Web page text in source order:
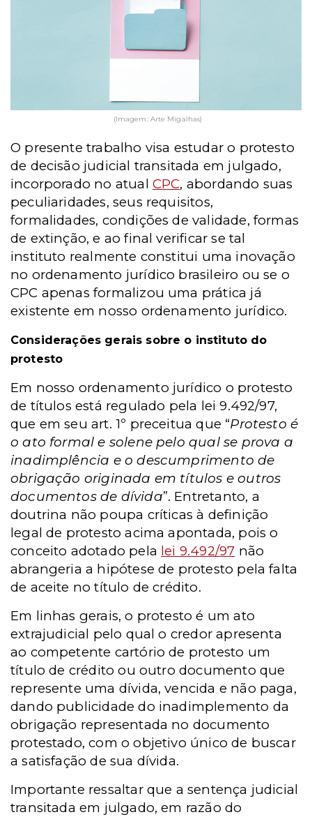
(Imagem: Arte Migalhas)
O presente trabalho visa estudar o protesto
de decisão judicial transitada em julgado,
incorporado no atual CPC, abordando suas
peculiaridades, seus requisitos,
formalidades, condições de validade, formas
de extinção, e ao final verificar se tal
instituto realmente constitui uma inovação
no ordenamento jurídico brasileiro ou se o
CPC apenas formalizou uma prática já
existente em nosso ordenamento jurídico.
Considerações gerais sobre o instituto do
protesto
Em nosso ordenamento jurídico o protesto
de títulos está regulado pela lei 9.492/97,
que em seu art. 1º preceitua que “Protesto é
o ato formal e solene pelo qual se prova a
inadimplência e o descumprimento de
obrigação originada em títulos e outros
documentos de dívida”. Entretanto, a
doutrina não poupa críticas à definição
legal de protesto acima apontada, pois o
conceito adotado pela lei 9.492/97 não
abrangeria a hipótese de protesto pela falta
de aceite no título de crédito.
Em linhas gerais, o protesto é um ato
extrajudicial pelo qual o credor apresenta
ao competente cartório de protesto um
título de crédito ou outro documento que
represente uma dívida, vencida e não paga,
dando publicidade do inadimplemento da
obrigação representada no documento
protestado, com o objetivo único de buscar
a satisfação de sua dívida.
Importante ressaltar que a sentença judicial
transitada em julgado, em razão do